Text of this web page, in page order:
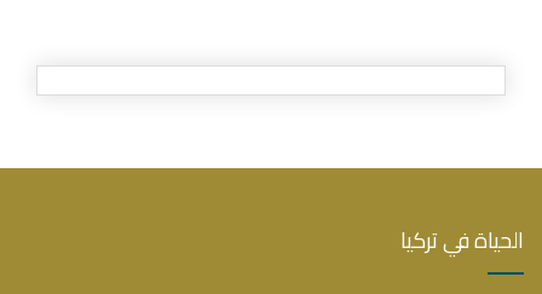
الحياة في تركيا